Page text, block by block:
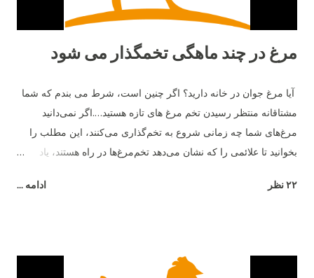
مرغ در چند ماهگی تخمگذار می شود
آیا مرغ جوان در خانه دارید؟ اگر چنین است، شرط می بندم که شما
مشتاقانه منتظر رسیدن تخم مرغ های تازه هستید….اگر نمی‌دانید
مرغ‌های شما چه زمانی شروع به تخم‌گذاری می‌کنند، این مطلب را
بخوانید تا علائمی را که نشان می‌دهد تخم‌مرغ‌ها در راه هستند، یاد
می‌کنند، چگونگی نقش نژاد و چند نشانه مبنی بر اینکه تخم‌ها در راه
ها معمولا از چه سنی شروع به تخم گذاری می کنند؟ به طور متوسط ​​
۲۲ نظر ادامه ...